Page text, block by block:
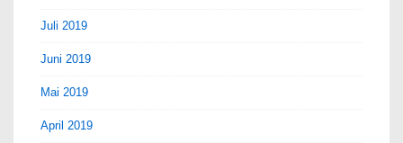
Juli 2019
Juni 2019
Mai 2019
April 2019